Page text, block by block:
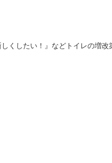
くしたい！』などトイレの増改